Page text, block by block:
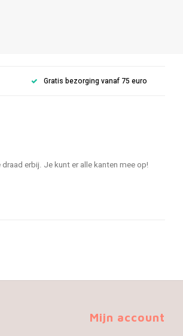
Gratis bezorging vanaf 75 euro
erbij. Je kunt er alle kanten mee op!
Mijn account